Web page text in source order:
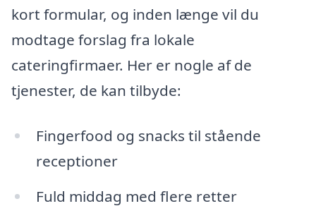
kort formular, og inden længe vil du
modtage forslag fra lokale
cateringfirmaer. Her er nogle af de
tjenester, de kan tilbyde:
Fingerfood og snacks til stående
receptioner
Fuld middag med flere retter